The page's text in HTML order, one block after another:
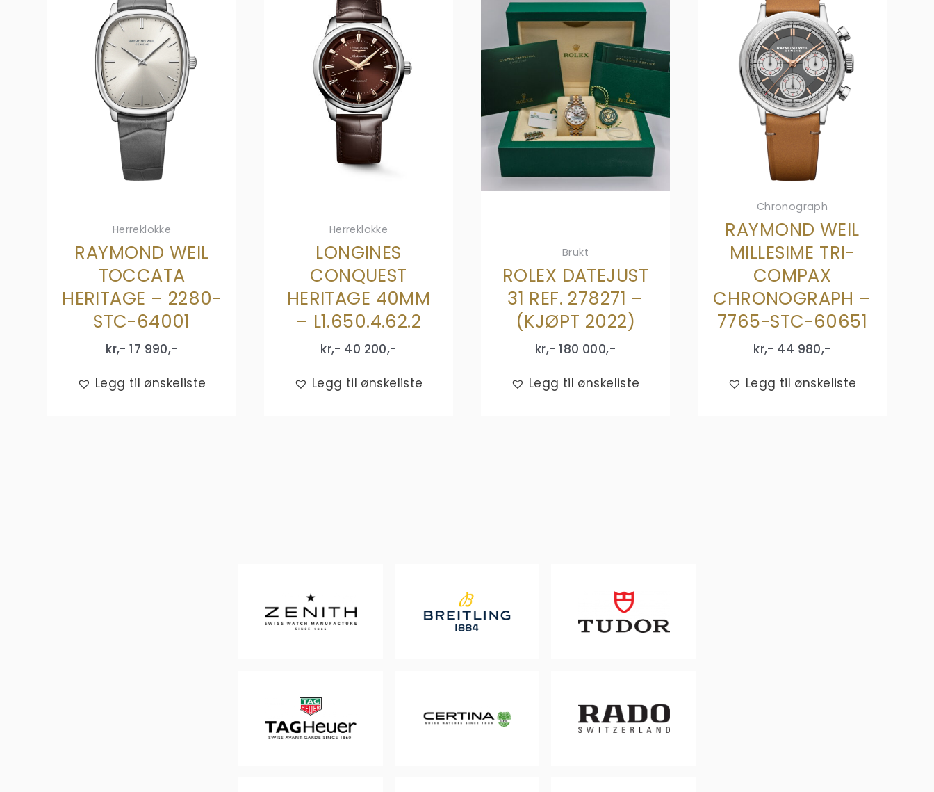
Herreklokke
RAYMOND WEIL
TOCCATA
HERITAGE – 2280-
STC-64001
kr,- 17 990,-
Legg til ønskeliste
Herreklokke
LONGINES
CONQUEST
HERITAGE 40MM
– L1.650.4.62.2
kr,- 40 200,-
Legg til ønskeliste
Brukt
ROLEX DATEJUST
31 REF. 278271 –
(KJØPT 2022)
kr,- 180 000,-
Legg til ønskeliste
Chronograph
RAYMOND WEIL
MILLESIME TRI-
COMPAX
CHRONOGRAPH –
7765-STC-60651
kr,- 44 980,-
Legg til ønskeliste